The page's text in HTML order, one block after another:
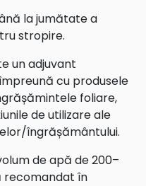
la jumătate a
stropire.
un adjuvant
cu produsele
foliare,
de utilizare ale
îngrășământului.
de apă de 200–
recomandat în